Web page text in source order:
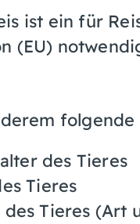
ist ein für
(EU)
folgende
des Tieres
Tieres
Tieres (Art